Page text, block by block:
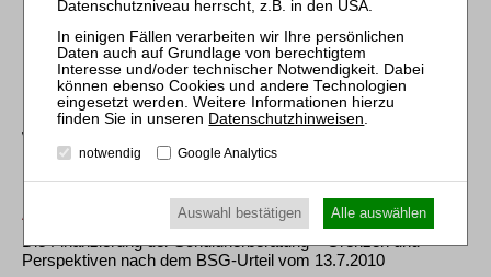
ZVI 2016, 379
Frank Wiedenhaupt
Insolvenzplan für Strafgefangene
Möglichkeit einer Restschuldbefreiung bei Forderungen aus
vorsätzlich begangener unerlaubter Handlung
ZVI 2014, 439
Andreas Rein
Kerstin Herzog
Die Finanzierung der Schuldnerberatung – Grenzen und
Perspektiven nach dem BSG-Urteil vom 13.7.2010
Datenschutzhinweisen.
notwendig Google Analytics
Auswahl bestätigen Alle auswählen